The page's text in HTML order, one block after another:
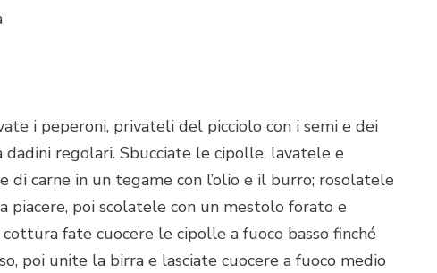
i peperoni, privateli del picciolo con i semi e dei
regolari. Sbucciate le cipolle, lavatele e
carne in un tegame con l’olio e il burro; rosolatele
poi scolatele con un mestolo forato e
fate cuocere le cipolle a fuoco basso finché
poi unite la birra e lasciate cuocere a fuoco medio